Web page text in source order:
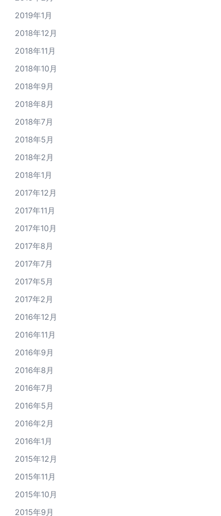
2019年1月
2018年12月
2018年11月
2018年10月
2018年9月
2018年8月
2018年7月
2018年5月
2018年2月
2018年1月
2017年12月
2017年11月
2017年10月
2017年8月
2017年7月
2017年5月
2017年2月
2016年12月
2016年11月
2016年9月
2016年8月
2016年7月
2016年5月
2016年2月
2016年1月
2015年12月
2015年11月
2015年10月
2015年9月